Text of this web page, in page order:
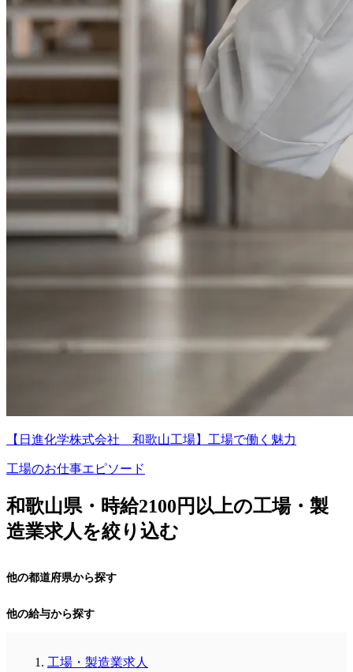
【日進化学株式会社 和歌山工場】工場で働く魅力
工場のお仕事エピソード
和歌山県・時給2100円以上の工場・製
造業求人を絞り込む
他の都道府県から探す
他の給与から探す
工場・製造業求人